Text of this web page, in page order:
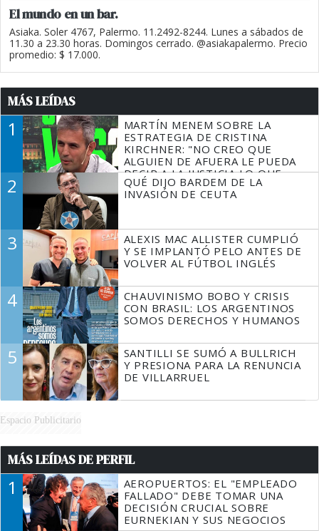
El mundo en un bar.
Asiaka. Soler 4767, Palermo. 11.2492-8244. Lunes a sábados de
11.30 a 23.30 horas. Domingos cerrado. @asiakapalermo. Precio
promedio: $ 17.000.
MÁS LEÍDAS
1
MARTÍN MENEM SOBRE LA
ESTRATEGIA DE CRISTINA
KIRCHNER: "NO CREO QUE
ALGUIEN DE AFUERA LE PUEDA
DECIR A LA JUSTICIA LO QUE
TIENE QUE HACER"
2
QUÉ DIJO BARDEM DE LA
INVASIÓN DE CEUTA
3
ALEXIS MAC ALLISTER CUMPLIÓ
Y SE IMPLANTÓ PELO ANTES DE
VOLVER AL FÚTBOL INGLÉS
4
CHAUVINISMO BOBO Y CRISIS
CON BRASIL: LOS ARGENTINOS
SOMOS DERECHOS Y HUMANOS
5
SANTILLI SE SUMÓ A BULLRICH
Y PRESIONA PARA LA RENUNCIA
DE VILLARRUEL
Espacio Publicitario
MÁS LEÍDAS DE PERFIL
1
AEROPUERTOS: EL "EMPLEADO
FALLADO" DEBE TOMAR UNA
DECISIÓN CRUCIAL SOBRE
EURNEKIAN Y SUS NEGOCIOS